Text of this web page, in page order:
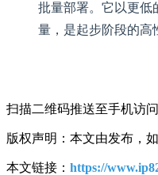
批量部署。它以更低
量，是起步阶段的高
扫描二维码推送至手机访问
版权声明：本文由发布，
本文链接： https://